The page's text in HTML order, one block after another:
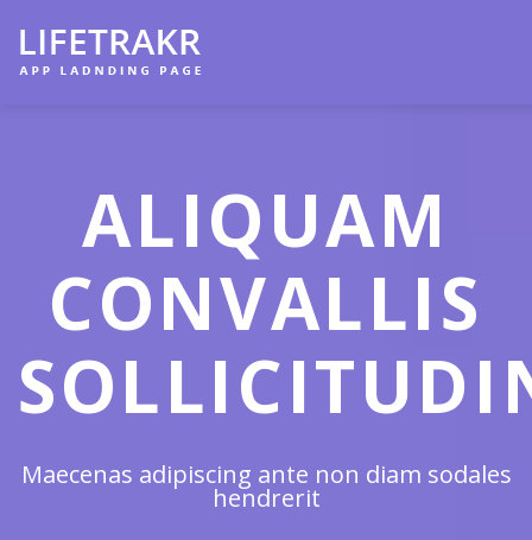
ALIQUAM
CONVALLIS
Maecenas adipiscing ante non diam sodales
hendrerit